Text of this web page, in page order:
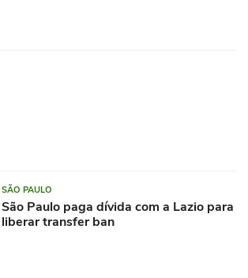
SÃO PAULO
São Paulo paga dívida com a Lazio para
liberar transfer ban